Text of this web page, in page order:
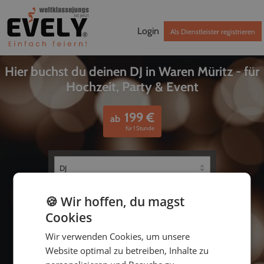
Login Als Dienstleister registrieren
Hier buchst du deinen DJ in Waren Müritz - für
Hochzeit, Party & Event
ab 199€
für 1 Stunde
bis
🍪 Wir hoffen, du magst
Cookies
Wir verwenden Cookies, um unsere
Website optimal zu betreiben, Inhalte zu